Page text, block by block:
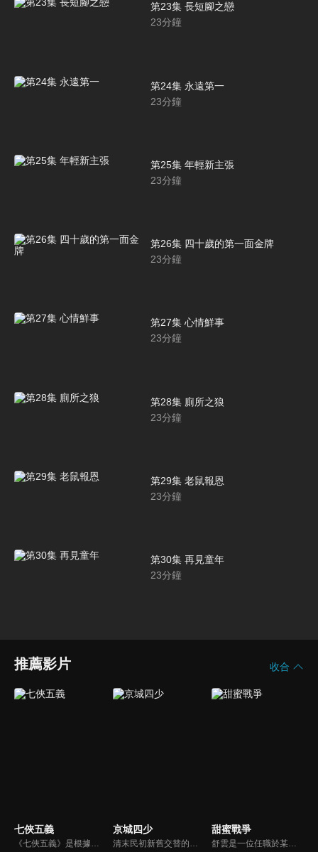
第23集 長短腳之戀
23分鐘
第24集 永遠第一
23分鐘
第25集 年輕新主張
23分鐘
第26集 四十歲的第一面金牌
23分鐘
第27集 心情鮮事
23分鐘
第28集 廁所之狼
23分鐘
第29集 老鼠報恩
23分鐘
第30集 再見童年
23分鐘
推薦影片 收合
七俠五義 京城四少 甜蜜戰爭
舒雲是一位任職於某市議員服務處的女性​​工作人員，古道熱腸的她在工作上常幫助民眾解決問題，她與她的工作夥伴，家中成員間常發生一些互動的趣事....